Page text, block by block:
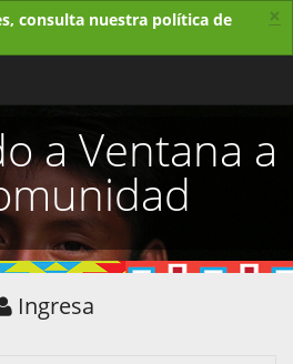
consulta nuestra política de ×
MENU
a Ventana a
Ingresa